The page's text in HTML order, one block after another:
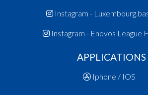
Instagram -
Instagram - Enovos League
APPLICATIONS
Iphone / IOS